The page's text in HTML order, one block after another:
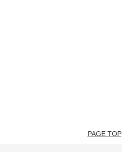
PAGE TOP